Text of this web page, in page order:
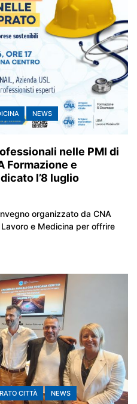
NEWS
nelle PMI di
Formazione e
l’8 luglio
organizzato da CNA
e Medicina per offrire
CITTÀ NEWS